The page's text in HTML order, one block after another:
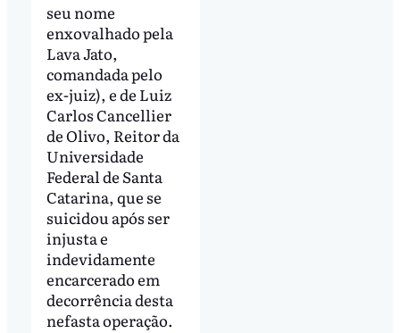
seu nome
enxovalhado pela
Lava Jato,
comandada pelo
ex-juiz), e de Luiz
Carlos Cancellier
de Olivo, Reitor da
Universidade
Federal de Santa
Catarina, que se
suicidou após ser
injusta e
indevidamente
encarcerado em
decorrência desta
nefasta operação.